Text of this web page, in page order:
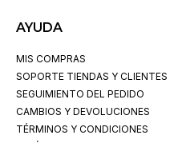
AYUDA
MIS COMPRAS
SOPORTE TIENDAS Y CLIENTES
SEGUIMIENTO DEL PEDIDO
CAMBIOS Y DEVOLUCIONES
TÉRMINOS Y CONDICIONES